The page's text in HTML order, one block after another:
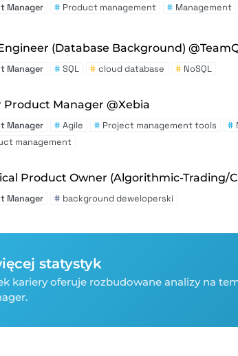
Manager # Product management # Management
(Database Background)
Manager # SQL # cloud database # NoSQL
Product Manager @Xebia
Manager # Agile # Project management tools #
management
Product Owner (Algorithmic-Trading/
Manager # background deweloperski
statystyk
kariery oferuje rozbudowane analizy na